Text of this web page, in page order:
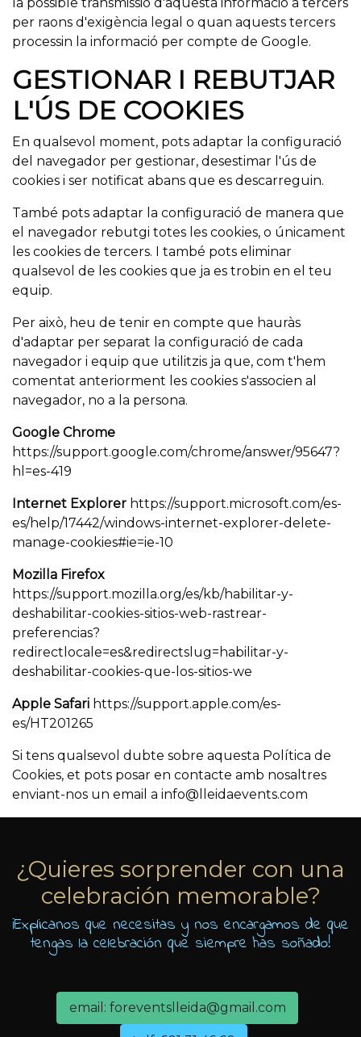
per raons d'exigència legal o quan aquests tercers
processin la informació per compte de Google.
GESTIONAR I REBUTJAR
L'ÚS DE COOKIES
En qualsevol moment, pots adaptar la configuració
del navegador per gestionar, desestimar l'ús de
cookies i ser notificat abans que es descarreguin.
També pots adaptar la configuració de manera que
el navegador rebutgi totes les cookies, o únicament
les cookies de tercers. I també pots eliminar
qualsevol de les cookies que ja es trobin en el teu
equip.
Per això, heu de tenir en compte que hauràs
d'adaptar per separat la configuració de cada
navegador i equip que utilitzis ja que, com t'hem
comentat anteriorment les cookies s'associen al
navegador, no a la persona.
Google Chrome
https://support.google.com/chrome/answer/95647?
hl=es-419
Internet Explorer https://support.microsoft.com/es-
es/help/17442/windows-internet-explorer-delete-
manage-cookies#ie=ie-10
Mozilla Firefox
https://support.mozilla.org/es/kb/habilitar-y-
deshabilitar-cookies-sitios-web-rastrear-
preferencias?
redirectlocale=es&redirectslug=habilitar-y-
deshabilitar-cookies-que-los-sitios-we
Apple Safari https://support.apple.com/es-
es/HT201265
Si tens qualsevol dubte sobre aquesta Política de
Cookies, et pots posar en contacte amb nosaltres
enviant-nos un email a
¿Quieres sorprender con una
celebración memorable?
¡Explicanos que necesitas y nos encargamos de que
tengas la celebración que siempre has soñado!
email: foreventslleida@gmail.com